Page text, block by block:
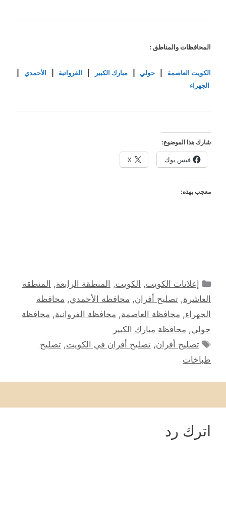
المحافظات والمناطق :
الكويت العاصمة حولي|مبارك الكبير الفروانية الأحمدي
الجهراء
شارك هذا الموضوع:
فيس بوك X
معجب بهذه:
التصنيفات
إعلانات الكويت, الكويت, المنطقة الرابعة, المنطقة
العاشرة, تصليح أفران, محافظة الأحمدي, محافظة
الجهراء, محافظة العاصمة, محافظة الفروانية, محافظة
حولي, محافظة مبارك الكبير
الوسوم
تصليح أفران,تصليح أفران في الكويت,تصليح
طباخات
اترك رد